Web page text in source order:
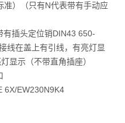
）（只有N代表带有手动应
插头定位销DIN43 650-
线在盖上有引线，有亮灯显
显示（不带直角插座）
6X/EW230N9K4